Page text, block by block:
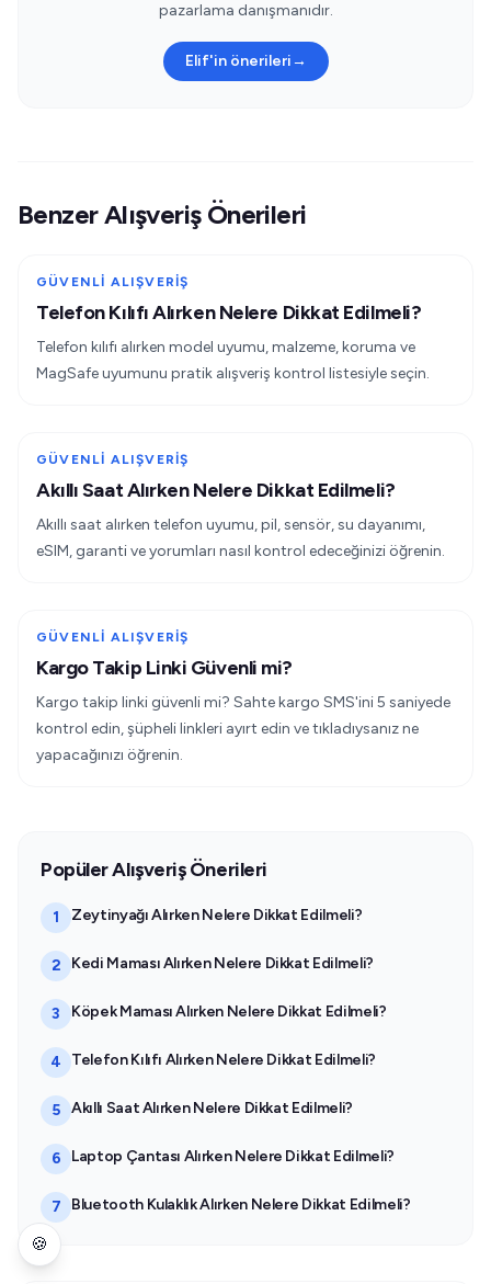
pazarlama danışmanıdır.
Elif'in önerileri→
Benzer Alışveriş Önerileri
GÜVENLI ALIŞVERIŞ
Telefon Kılıfı Alırken Nelere Dikkat Edilmeli?
Telefon kılıfı alırken model uyumu, malzeme, koruma ve
MagSafe uyumunu pratik alışveriş kontrol listesiyle seçin.
GÜVENLI ALIŞVERIŞ
Akıllı Saat Alırken Nelere Dikkat Edilmeli?
Akıllı saat alırken telefon uyumu, pil, sensör, su dayanımı,
eSIM, garanti ve yorumları nasıl kontrol edeceğinizi öğrenin.
GÜVENLI ALIŞVERIŞ
Kargo Takip Linki Güvenli mi?
Kargo takip linki güvenli mi? Sahte kargo SMS'ini 5 saniyede
kontrol edin, şüpheli linkleri ayırt edin ve tıkladıysanız ne
yapacağınızı öğrenin.
Popüler Alışveriş Önerileri
1 Zeytinyağı Alırken Nelere Dikkat Edilmeli?
2 Kedi Maması Alırken Nelere Dikkat Edilmeli?
3 Köpek Maması Alırken Nelere Dikkat Edilmeli?
4 Telefon Kılıfı Alırken Nelere Dikkat Edilmeli?
5 Akıllı Saat Alırken Nelere Dikkat Edilmeli?
6 Laptop Çantası Alırken Nelere Dikkat Edilmeli?
7 Bluetooth Kulaklık Alırken Nelere Dikkat Edilmeli?
🍪